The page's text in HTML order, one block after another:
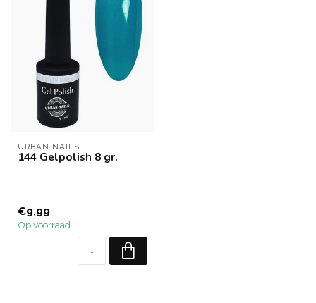
URBAN NAILS
144 Gelpolish 8 gr.
€9,99
Op voorraad